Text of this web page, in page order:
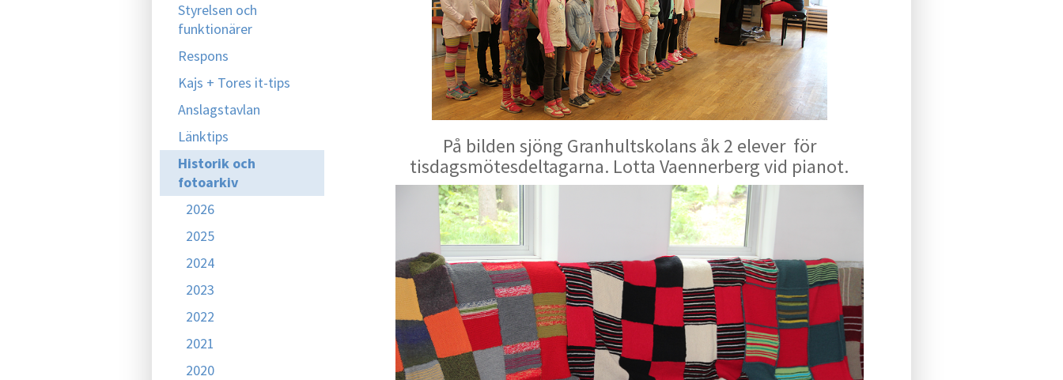
Styrelsen och
funktionärer
Respons
Kajs + Tores it-tips
Anslagstavlan
Länktips
Historik och
fotoarkiv
2026
2025
2024
2023
2022
2021
2020
På bilden sjöng Granhultskolans åk 2 elever för
tisdagsmötesdeltagarna. Lotta Vaennerberg vid pianot.